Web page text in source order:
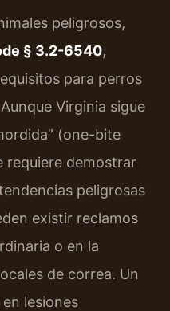
peligrosos,
§ 3.2-6540,
para perros
Virginia sigue
(one-bite
requiere demostrar
peligrosas
existir reclamos
o en la
de correa. Un
lesiones